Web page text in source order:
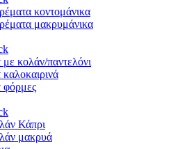
κοντομάνικα
μακρυμάνικα
με κολάν/παντελόνι
καλοκαιρινά
φόρμες
Κάπρι
μακρυά